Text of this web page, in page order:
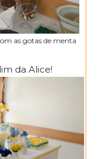
as gotas de menta
da Alice!